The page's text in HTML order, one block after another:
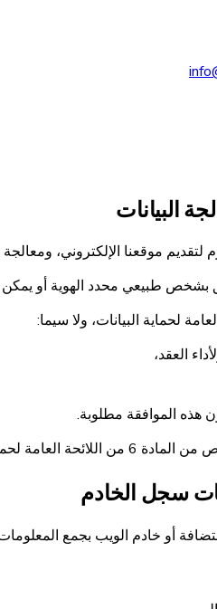
موقعنا الإلكتروني، ومعالجة
بشخص طبيعي محدد الهوية أو يمكن
لحماية البيانات، ولا سيما:
العقد،
هذه الموافقة مطلوبة.
لحماية البيانات.
أو خادم الويب بجمع